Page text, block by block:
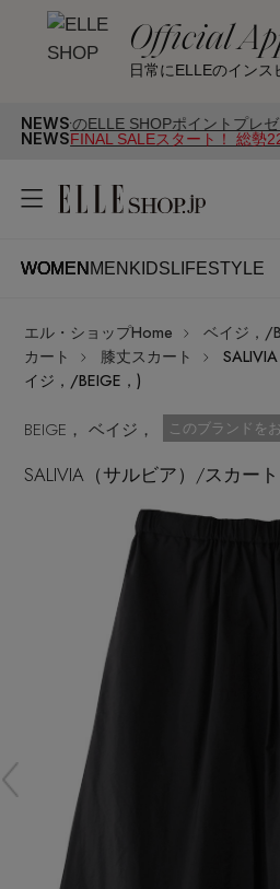
Official
日常にELLEのインス
NEWS
SHOPポイントプレゼント！HOT
NEWSFINAL SALEスタート！ 総勢
WOMEN MEN KIDS LIFESTYLE
WOMENMENKIDSLIFESTYLE
ITEMS
新着アイテム
再入荷アイテム
ランキング
ブランド
最旬！トレンドワード
【予約】新作ウェアをチェ
【Tシャツ】デイリーに活躍
アイテム一覧
ログイン
はじめてご利用の方
新規会員登録
メールマガジン登録
最新トレンドや限定アイ
いち早くお届けします。
ご登録はこちら
SUPPORT
ご利用ガイド
SEE
エル・ショップHome ベイジ，/
カート
膝丈スカート
イジ，/BEIGE，)
BEIGE， ベイジ， お気に入り済
このブランドを
SALIVIA（サルビア）/スカート